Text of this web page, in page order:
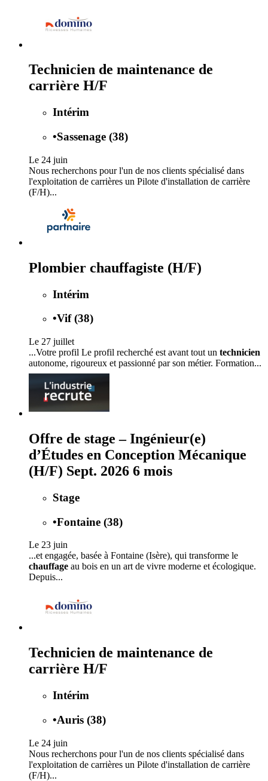
Technicien de maintenance de
carrière H/F
Intérim
•Sassenage (38)
Le 24 juin
Nous recherchons pour l'un de nos clients spécialisé dans
l'exploitation de carrières un Pilote d'installation de carrière
(F/H)...
Plombier chauffagiste (H/F)
Intérim
•Vif (38)
Le 27 juillet
...Votre profil Le profil recherché est avant tout un technicien
autonome, rigoureux et passionné par son métier. Formation...
Offre de stage – Ingénieur(e)
d’Études en Conception Mécanique
(H/F) Sept. 2026 6 mois
Stage
•Fontaine (38)
Le 23 juin
...et engagée, basée à Fontaine (Isère), qui transforme le
chauffage au bois en un art de vivre moderne et écologique.
Depuis...
Technicien de maintenance de
carrière H/F
Intérim
•Auris (38)
Le 24 juin
Nous recherchons pour l'un de nos clients spécialisé dans
l'exploitation de carrières un Pilote d'installation de carrière
(F/H)...